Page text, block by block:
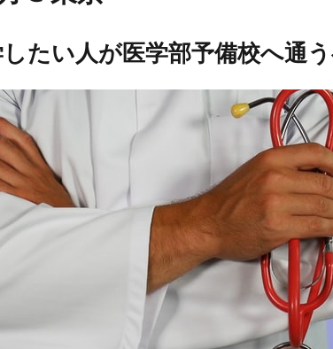
たい人が医学部予備校へ通